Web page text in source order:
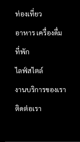
ท่องเที่ยว
อาหาร เครื่องดื่ม
ที่พัก
ไลฟ์สไตล์
งานบริการของเรา
ติดต่อเรา